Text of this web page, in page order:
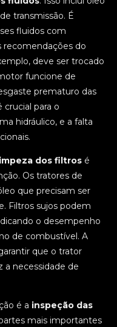
transmissão. É
fluidos com
recomendações do
deve ser trocado
funcione de
prematuro das
crucial para o
hidráulico, e a falta
dos filtros é
Os tratores de
que precisam ser
Filtros sujos podem
o desempenho
de combustível. A
que o trator
a necessidade de
é a inspeção das
mais importantes